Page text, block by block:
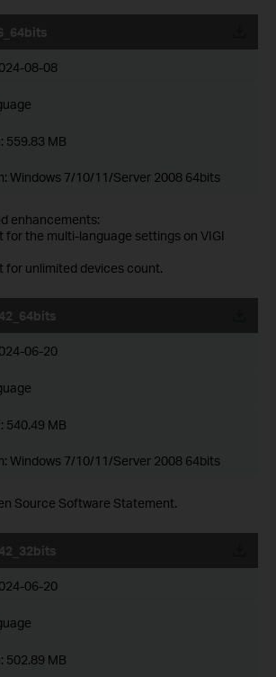
08-08
559.83 MB
Windows 7/10/11/Server 2008 64bits
enhancements:
for the multi-language settings on VIGI
for unlimited devices count.
06-20
540.49 MB
Windows 7/10/11/Server 2008 64bits
Source Software Statement.
06-20
502.89 MB